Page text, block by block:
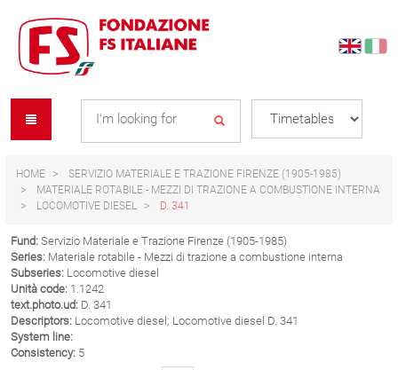
content
navigation
menu
HOME
SERVIZIO MATERIALE E TRAZIONE FIRENZE (1905-1985)
MATERIALE ROTABILE - MEZZI DI TRAZIONE A COMBUSTIONE INTERNA
LOCOMOTIVE DIESEL
D. 341
Fund: Servizio Materiale e Trazione Firenze (1905-1985)
Series: Materiale rotabile - Mezzi di trazione a combustione interna
Subseries: Locomotive diesel
Unità code: 1.1242
text.photo.ud: D. 341
Descriptors: Locomotive diesel; Locomotive diesel D. 341
System line:
Consistency: 5